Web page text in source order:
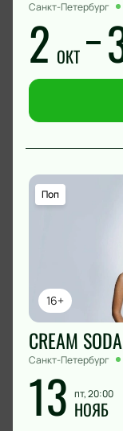
Санкт-Петербург
2 ОКТ
16+
Поп
CREAM SODA
Санкт-Петербург
13 пт, 20:00
НОЯБ